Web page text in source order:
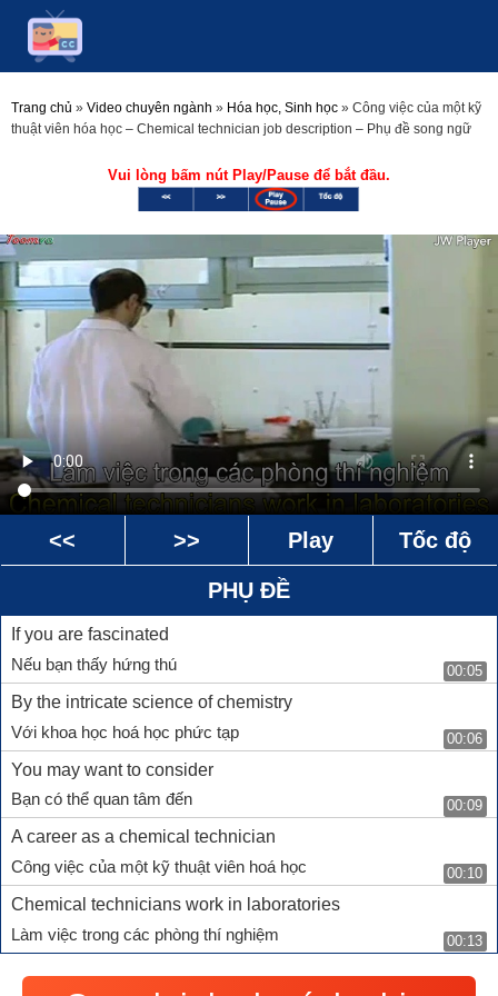
Trang chủ » Video chuyên ngành » Hóa học, Sinh học » Công việc của một kỹ
thuật viên hóa học – Chemical technician job description – Phụ đề song ngữ
Vui lòng bấm nút Play/Pause để bắt đầu.
PHỤ ĐỀ
If you are fascinated
Nếu bạn thấy hứng thú
00:05
By the intricate science of chemistry
Với khoa học hoá học phức tạp
00:06
You may want to consider
Bạn có thể quan tâm đến
00:09
A career as a chemical technician
Công việc của một kỹ thuật viên hoá học
00:10
Chemical technicians work in laboratories
Làm việc trong các phòng thí nghiệm
00:13
And manufacturing facilities
<< >> Play Tốc độ